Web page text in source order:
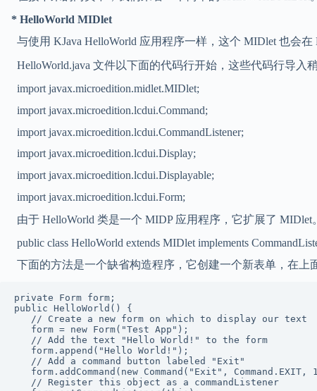
* HelloWorld MIDlet
与使用 KJava HelloWorld 应用程序一样，这个 MIDlet 也会在
HelloWorld.java 文件以下面的代码行开始，这些代码行导入
import javax.microedition.midlet.MIDlet;
import javax.microedition.lcdui.Command;
import javax.microedition.lcdui.CommandListener;
import javax.microedition.lcdui.Display;
import javax.microedition.lcdui.Displayable;
import javax.microedition.lcdui.Form;
由于 HelloWorld 类是一个 MIDP 应用程序，它扩展了 MIDlet
public class HelloWorld extends MIDlet implements
下面的方法是一个缺省构造程序，它创建一个新表单，在上
private Form form;
public HelloWorld() {
   // Create a new form on which to display our text
   form = new Form("Test App");
   // Add the text "Hello World!" to the form
   form.append("Hello World!");
   // Add a command button labeled "Exit"
form.addCommand(new Command("Exit", Command.EXIT,
   // Register this object as a commandListener